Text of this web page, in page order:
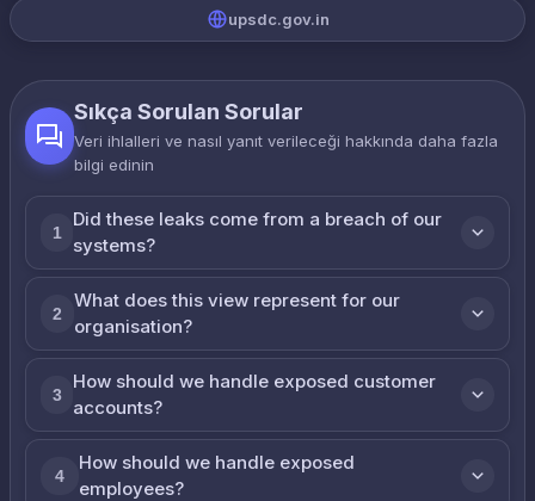
upsdc.gov.in
Sıkça Sorulan Sorular
Veri ihlalleri ve nasıl yanıt verileceği hakkında daha fazla
bilgi edinin
1
Did these leaks come from a breach of our
systems?
2
What does this view represent for our
organisation?
3
How should we handle exposed customer
accounts?
4
How should we handle exposed
employees?